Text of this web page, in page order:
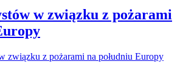
w związku z pożarami